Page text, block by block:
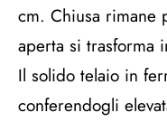
cm. Chiusa rimane
aperta si trasforma
Il solido telaio in
conferendogli